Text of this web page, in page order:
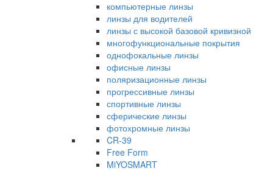
компьютерные линзы
линзы для водителей
линзы с высокой базовой кривизной
многофункциональные покрытия
однофокальные линзы
офисные линзы
поляризационные линзы
прогрессивные линзы
спортивные линзы
сферические линзы
фотохромные линзы
CR-39
Free Form
MiYOSMART